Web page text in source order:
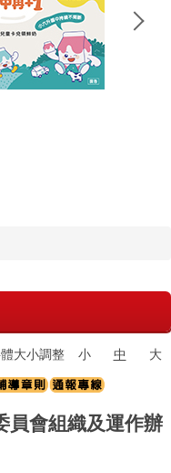
大小調整 小 中 大
員會組織及運作辦